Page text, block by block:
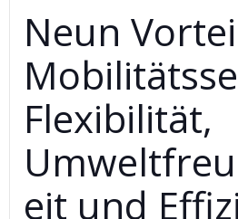
Neun
Flexibilität,
eit und